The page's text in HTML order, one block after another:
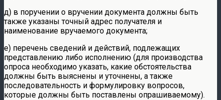
д) в поручении о вручении документа должны быть
также указаны точный адрес получателя и
наименование вручаемого документа;
е) перечень сведений и действий, подлежащих
представлению либо исполнению (для производства
опроса необходимо указать, какие обстоятельства
должны быть выяснены и уточнены, а также
последовательность и формулировку вопросов,
которые должны быть поставлены опрашиваемому).